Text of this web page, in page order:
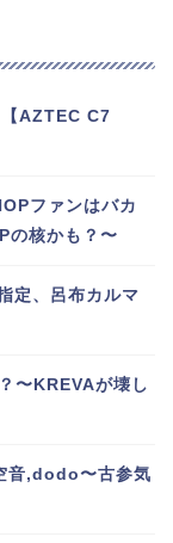
AZTEC C7
ファンはバカ
の核かも？〜
定、呂布カルマ
〜KREVAが壊し
音,dodo〜古参気